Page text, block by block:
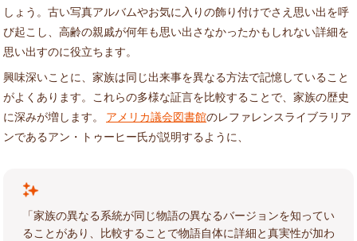
しょう。古い写真アルバムやお気に入りの飾り付けでさえ思い出を呼
び起こし、高齢の親戚が何年も思い出さなかったかもしれない詳細を
思い出すのに役立ちます。
興味深いことに、家族は同じ出来事を異なる方法で記憶していること
がよくあります。これらの多様な証言を比較することで、家族の歴史
に深みが増します。 アメリカ議会図書館のレファレンスライブラリア
ンであるアン・トゥーヒー氏が説明するように、
「家族の異なる系統が同じ物語の異なるバージョンを知ってい
ることがあり、比較することで物語自体に詳細と真実性が加わ